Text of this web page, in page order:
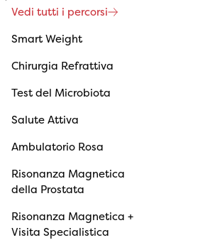
Vedi tutti i percorsi
Smart Weight
Chirurgia Refrattiva
Test del Microbiota
Salute Attiva
Ambulatorio Rosa
Risonanza Magnetica
della Prostata
Risonanza Magnetica +
Visita Specialistica